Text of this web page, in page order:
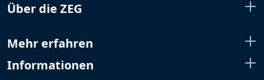
Über die ZEG
Mehr erfahren
Informationen